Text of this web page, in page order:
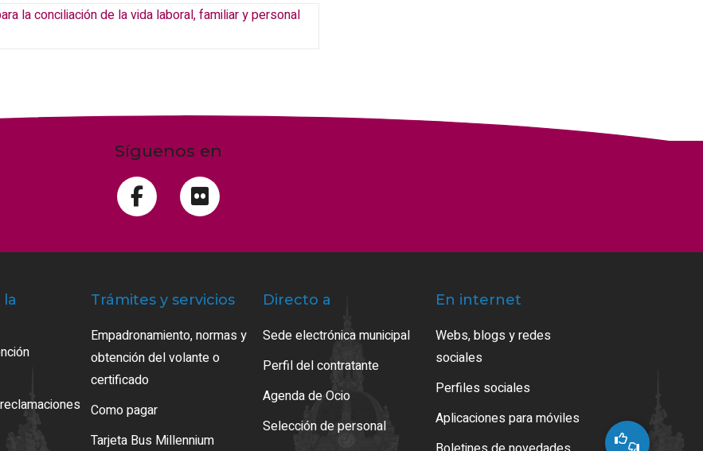
la conciliación de la vida laboral, familiar y personal
Síguenos en
Trámites y servicios
Empadronamiento, normas y
obtención del volante o
certificado
Como pagar
Tarjeta Bus Millennium
Directo a
Sede electrónica municipal
Perfil del contratante
Agenda de Ocio
Selección de personal
En internet
Webs, blogs y redes
sociales
Perfiles sociales
Aplicaciones para móviles